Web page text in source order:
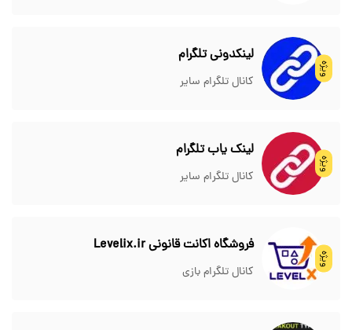
ویژه
لینکدونی تلگرام
کانال تلگرام سایر
ویژه
لینک یاب تلگرام
کانال تلگرام سایر
ویژه
فروشگاه اکانت قانونی Levelix.ir
کانال تلگرام بازی